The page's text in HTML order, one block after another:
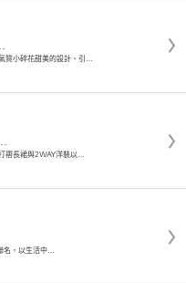
質小碎花甜美的設計、引…
褶長裙與2WAY洋裝以…
名，以生活中…